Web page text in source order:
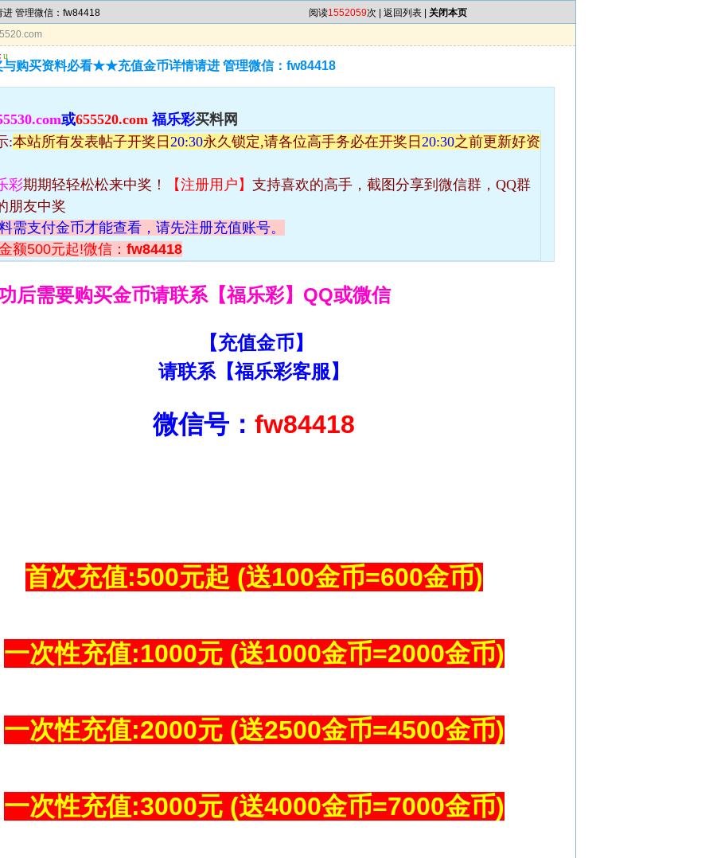
管理微信：fw84418 阅读1552059次 | 返回列表
关闭本页
u
与购买资料必看★★充值金币详情请进 管理微信：fw84418
或655520.com 福乐彩买料网
:本站所有发表帖子开奖日 20:30永久锁定,请各位高手务必在开奖日 20:30之前更新好资
彩期期轻轻松松来中奖！ 【注册用户】 支持喜欢的高手，截图分享到微信群，QQ群
朋友中奖
需支付金币才能查看，请先注册充值账号。
额500元起!微信： fw84418
后需要购买金币请联系【福乐彩】QQ或微信
【充值金币】
请联系【福乐彩客服】
微信号： fw84418
首次充值:500元起 (送100金币=600金币)
一次性充值:1000元 (送1000金币=2000金币)
一次性充值:2000元 (送2500金币=4500金币)
一次性充值:3000元 (送4000金币=7000金币)